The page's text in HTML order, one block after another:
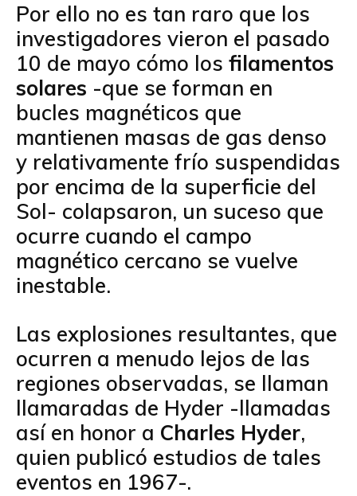
Por ello no es tan raro que los
investigadores vieron el pasado
10 de mayo cómo los filamentos
solares -que se forman en
bucles magnéticos que
mantienen masas de gas denso
y relativamente frío suspendidas
por encima de la superficie del
Sol- colapsaron, un suceso que
ocurre cuando el campo
magnético cercano se vuelve
inestable.
Las explosiones resultantes, que
ocurren a menudo lejos de las
regiones observadas, se llaman
llamaradas de Hyder -llamadas
así en honor a Charles Hyder,
quien publicó estudios de tales
eventos en 1967-.